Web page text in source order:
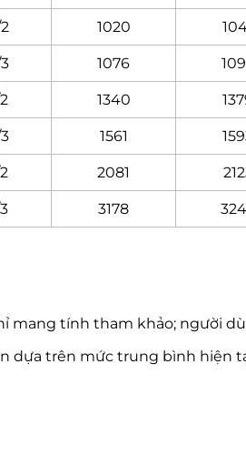
1020
1076
1340
1561
2081
3178
mang tính tham khảo; người
dựa trên mức trung bình hiện